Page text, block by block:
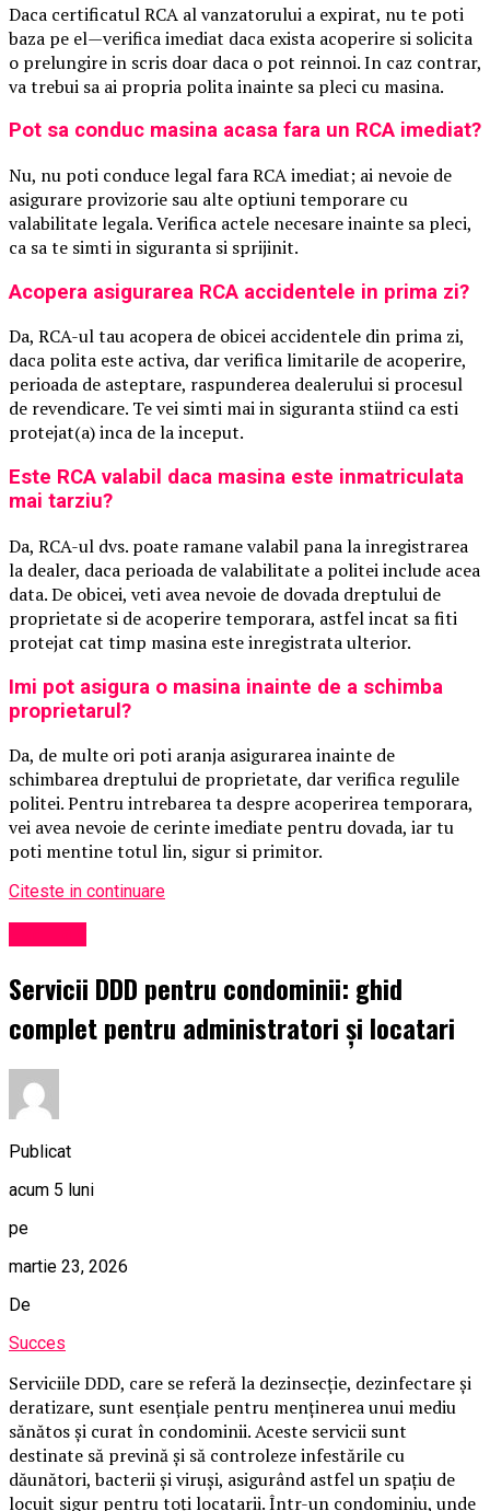
Daca certificatul RCA al vanzatorului a expirat, nu te poti
baza pe el—verifica imediat daca exista acoperire si solicita
o prelungire in scris doar daca o pot reinnoi. In caz contrar,
va trebui sa ai propria polita inainte sa pleci cu masina.
Pot sa conduc masina acasa fara un RCA imediat?
Nu, nu poti conduce legal fara RCA imediat; ai nevoie de
asigurare provizorie sau alte optiuni temporare cu
valabilitate legala. Verifica actele necesare inainte sa pleci,
ca sa te simti in siguranta si sprijinit.
Acopera asigurarea RCA accidentele in prima zi?
Da, RCA-ul tau acopera de obicei accidentele din prima zi,
daca polita este activa, dar verifica limitarile de acoperire,
perioada de asteptare, raspunderea dealerului si procesul
de revendicare. Te vei simti mai in siguranta stiind ca esti
protejat(a) inca de la inceput.
Este RCA valabil daca masina este inmatriculata
mai tarziu?
Da, RCA-ul dvs. poate ramane valabil pana la inregistrarea
la dealer, daca perioada de valabilitate a politei include acea
data. De obicei, veti avea nevoie de dovada dreptului de
proprietate si de acoperire temporara, astfel incat sa fiti
protejat cat timp masina este inregistrata ulterior.
Imi pot asigura o masina inainte de a schimba
proprietarul?
Da, de multe ori poti aranja asigurarea inainte de
schimbarea dreptului de proprietate, dar verifica regulile
politei. Pentru intrebarea ta despre acoperirea temporara,
vei avea nevoie de cerinte imediate pentru dovada, iar tu
poti mentine totul lin, sigur si primitor.
Citeste in continuare
Servicii DDD pentru condominii: ghid
complet pentru administratori și locatari
Publicat
acum 5 luni
pe
martie 23, 2026
De
Succes
Serviciile DDD, care se referă la dezinsecție, dezinfectare și
deratizare, sunt esențiale pentru menținerea unui mediu
sănătos și curat în condominii. Aceste servicii sunt
destinate să prevină și să controleze infestările cu
dăunători, bacterii și viruși, asigurând astfel un spațiu de
locuit sigur pentru toți locatarii. Într-un condominiu, unde